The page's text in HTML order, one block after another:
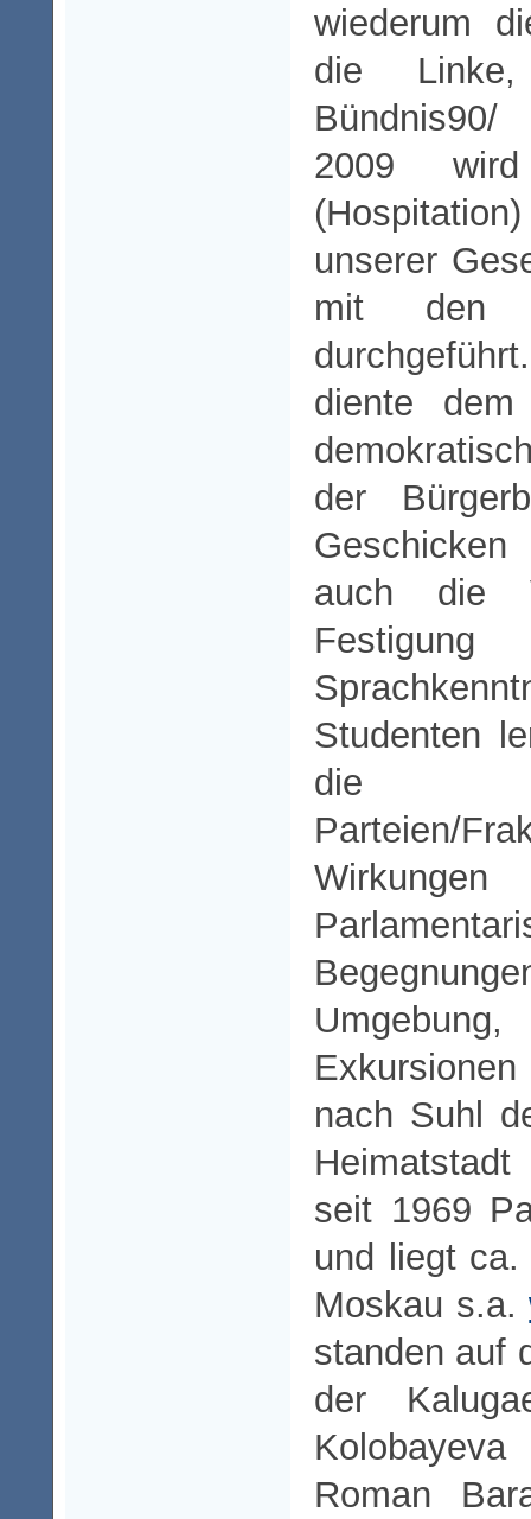
wiederum
die
2009
unserer
mit den
diente dem
der
auch die
Studenten
die
Parteien/
nach Suhl
seit 1969
und liegt
Moskau s.a.
standen auf
der
Roman